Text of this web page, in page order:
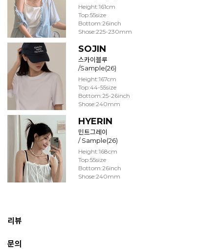
Height:161cm
Top:55size
Bottom:26inch
Shose:225-230mm
SOJIN
스카이블루
/Sample(26)
Height:167cm
Top:44-55size
Bottom:25-26inch
Shose:240mm
HYERIN
민트그레이
/ Sample(26)
Height:168cm
Top:55size
Bottom:26inch
Shose:240mm
리뷰
문의